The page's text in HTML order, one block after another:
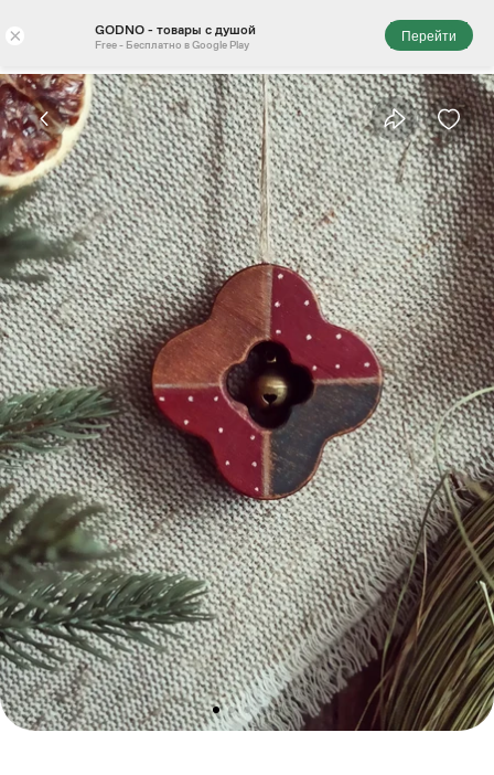
× GODNO - товары с душой
Free - Бесплатно в Google Play
Перейти